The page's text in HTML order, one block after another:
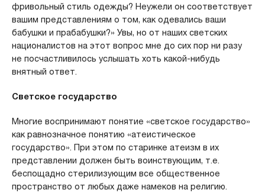
фривольный стиль одежды? Неужели он соответствует
вашим представлениям о том, как одевались ваши
бабушки и прабабушки?» Увы, но от наших светских
националистов на этот вопрос мне до сих пор ни разу
не посчастливилось услышать хоть какой-нибудь
внятный ответ.
Светское государство
Многие воспринимают понятие «светское государство»
как равнозначное понятию «атеистическое
государство». При этом по старинке атеизм в их
представлении должен быть воинствующим, т.е.
беспощадно стерилизующим все общественное
пространство от любых даже намеков на религию.